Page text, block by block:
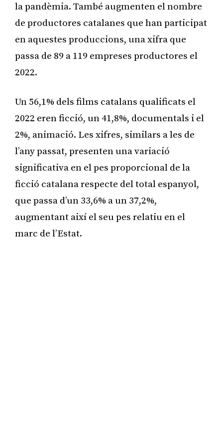
la pandèmia. També augmenten el nombre
de productores catalanes que han participat
en aquestes produccions, una xifra que
passa de 89 a 119 empreses productores el
2022.
Un 56,1% dels films catalans qualificats el
2022 eren ficció, un 41,8%, documentals i el
2%, animació. Les xifres, similars a les de
l’any passat, presenten una variació
significativa en el pes proporcional de la
ficció catalana respecte del total espanyol,
que passa d’un 33,6% a un 37,2%,
augmentant així el seu pes relatiu en el
marc de l’Estat.